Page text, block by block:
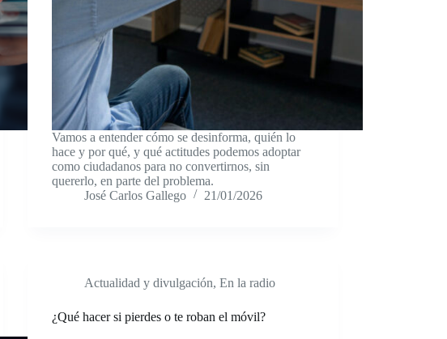
Vamos a entender cómo se desinforma, quién lo
hace y por qué, y qué actitudes podemos adoptar
como ciudadanos para no convertirnos, sin
quererlo, en parte del problema.
José Carlos Gallego
21/01/2026
Actualidad y divulgación,En la radio
¿Qué hacer si pierdes o te roban el móvil?